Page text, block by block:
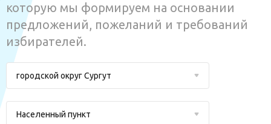
которую мы формируем на основании
предложений, пожеланий и требований
избирателей.
городской округ Сургут
Населенный пункт